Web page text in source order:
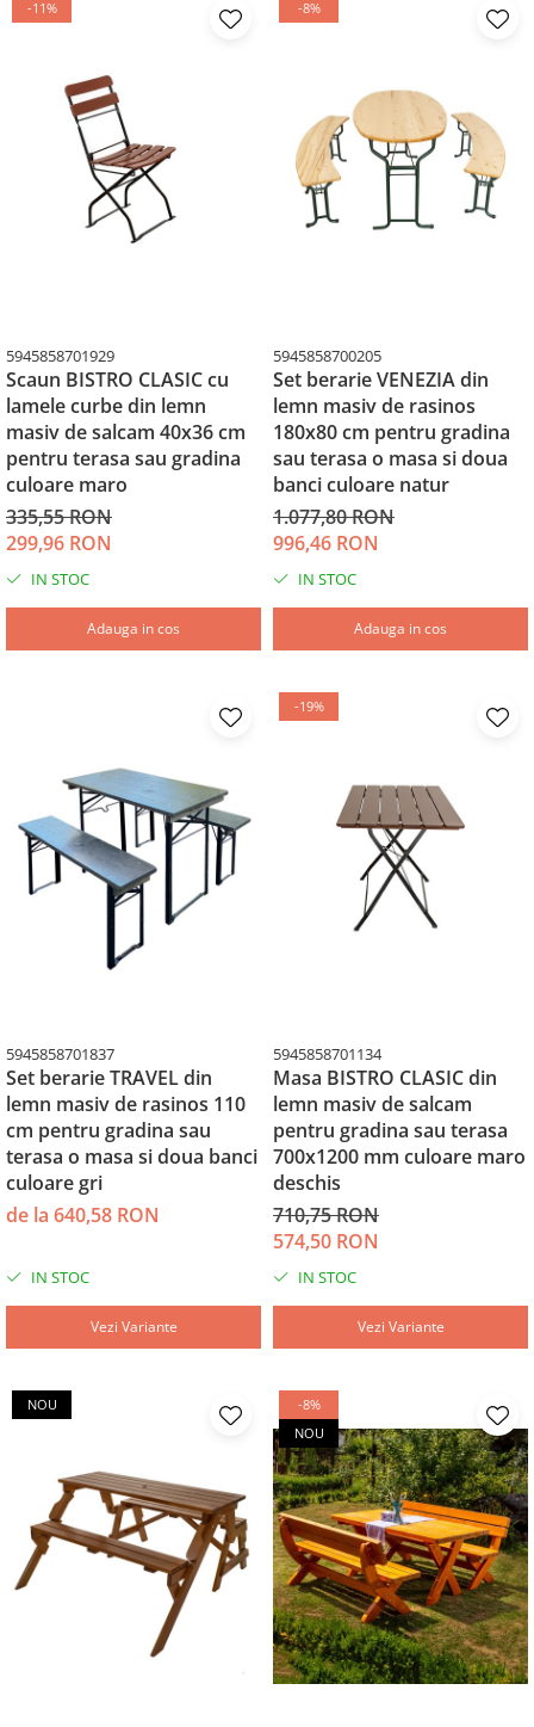
-11%
5945858701929
Scaun BISTRO CLASIC cu
lamele curbe din lemn
masiv de salcam 40x36 cm
pentru terasa sau gradina
culoare maro
335,55 RON
299,96 RON
IN STOC
Adauga in cos
-8%
5945858700205
Set berarie VENEZIA din
lemn masiv de rasinos
180x80 cm pentru gradina
sau terasa o masa si doua
banci culoare natur
1.077,80 RON
996,46 RON
IN STOC
Adauga in cos
5945858701837
Set berarie TRAVEL din
lemn masiv de rasinos 110
cm pentru gradina sau
terasa o masa si doua banci
culoare gri
de la 640,58 RON
IN STOC
Vezi Variante
-19%
5945858701134
Masa BISTRO CLASIC din
lemn masiv de salcam
pentru gradina sau terasa
700x1200 mm culoare maro
deschis
710,75 RON
574,50 RON
IN STOC
Vezi Variante
NOU
-8%
NOU